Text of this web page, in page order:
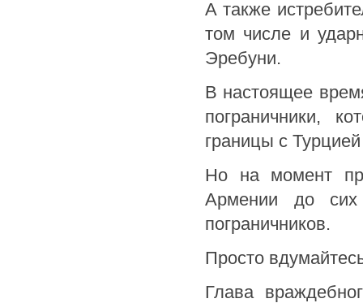
А также
том числе и
Эребуни.
В настоящее
пограничники,
границы с
Но на момент
Армении до
пограничников.
Просто
Глава